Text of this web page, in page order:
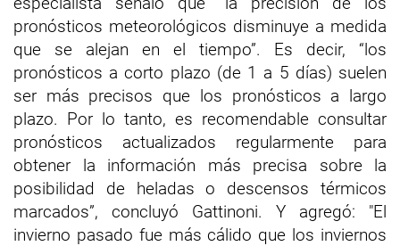
pronósticos meteorológicos disminuye a medida
que se alejan en el tiempo”. Es decir, “los
pronósticos a corto plazo (de 1 a 5 días) suelen
ser más precisos que los pronósticos a largo
plazo. Por lo tanto, es recomendable consultar
pronósticos actualizados regularmente para
obtener la información más precisa sobre la
posibilidad de heladas o descensos térmicos
marcados”, concluyó Gattinoni. Y agregó: "El
invierno pasado fue más cálido que los inviernos